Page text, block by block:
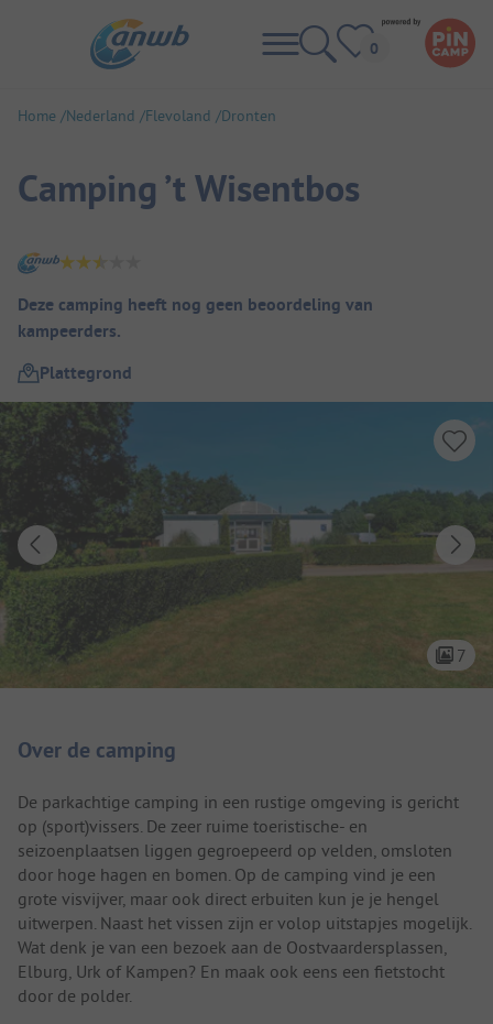
Home Nederland Flevoland Dronten
Camping ’t Wisentbos
Camping overzicht
Deze camping heeft nog geen beoordeling van
kampeerders.
Plattegrond
7
Over de camping
De parkachtige camping in een rustige omgeving is gericht
op (sport)vissers. De zeer ruime toeristische- en
seizoenplaatsen liggen gegroepeerd op velden, omsloten
door hoge hagen en bomen. Op de camping vind je een
grote visvijver, maar ook direct erbuiten kun je je hengel
uitwerpen. Naast het vissen zijn er volop uitstapjes mogelijk.
Wat denk je van een bezoek aan de Oostvaardersplassen,
Elburg, Urk of Kampen? En maak ook eens een fietstocht
door de polder.